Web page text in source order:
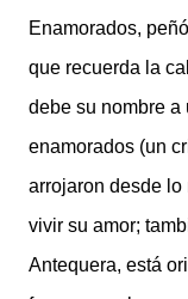
Enamorados,
que recuerda la
debe su nombre
enamorados (un
arrojaron desde lo
vivir su amor;
Antequera, está